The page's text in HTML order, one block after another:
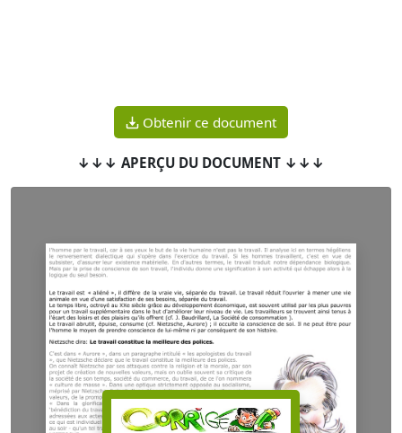
Obtenir ce document
↓↓↓ APERÇU DU DOCUMENT ↓↓↓